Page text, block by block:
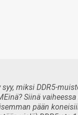
miksi DDR5-
Siinä
pään